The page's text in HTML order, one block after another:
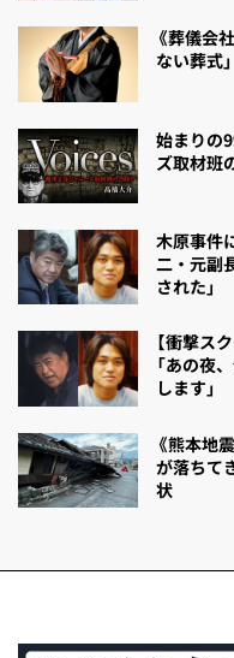
《葬儀会
ない葬式」
始まりの
ズ取材班
木原事件
二・元副
された」
【衝撃ス
「あの夜
します」
《熊本地
が落ちて
状